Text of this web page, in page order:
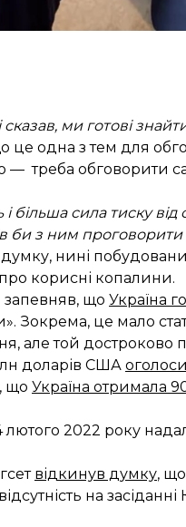
ми готові
це одна з тем для
треба обговорити
більша сила тиску
би з ним
думку, нині
корисні копалини.
запевняв, що Україна
Зокрема, це мало
але той достроково
доларів США
що Україна отримала
лютого 2022 року
відкинув думку,
на